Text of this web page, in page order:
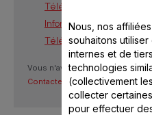
Téléchargez la garantie
Informationen zur
Téléchargez la liste des
Vous n'avez pas trouvé les
Contactez-nous
Nous, nos
souhaitons
internes et de
technologies
(collectivement
collecter
pour effectuer